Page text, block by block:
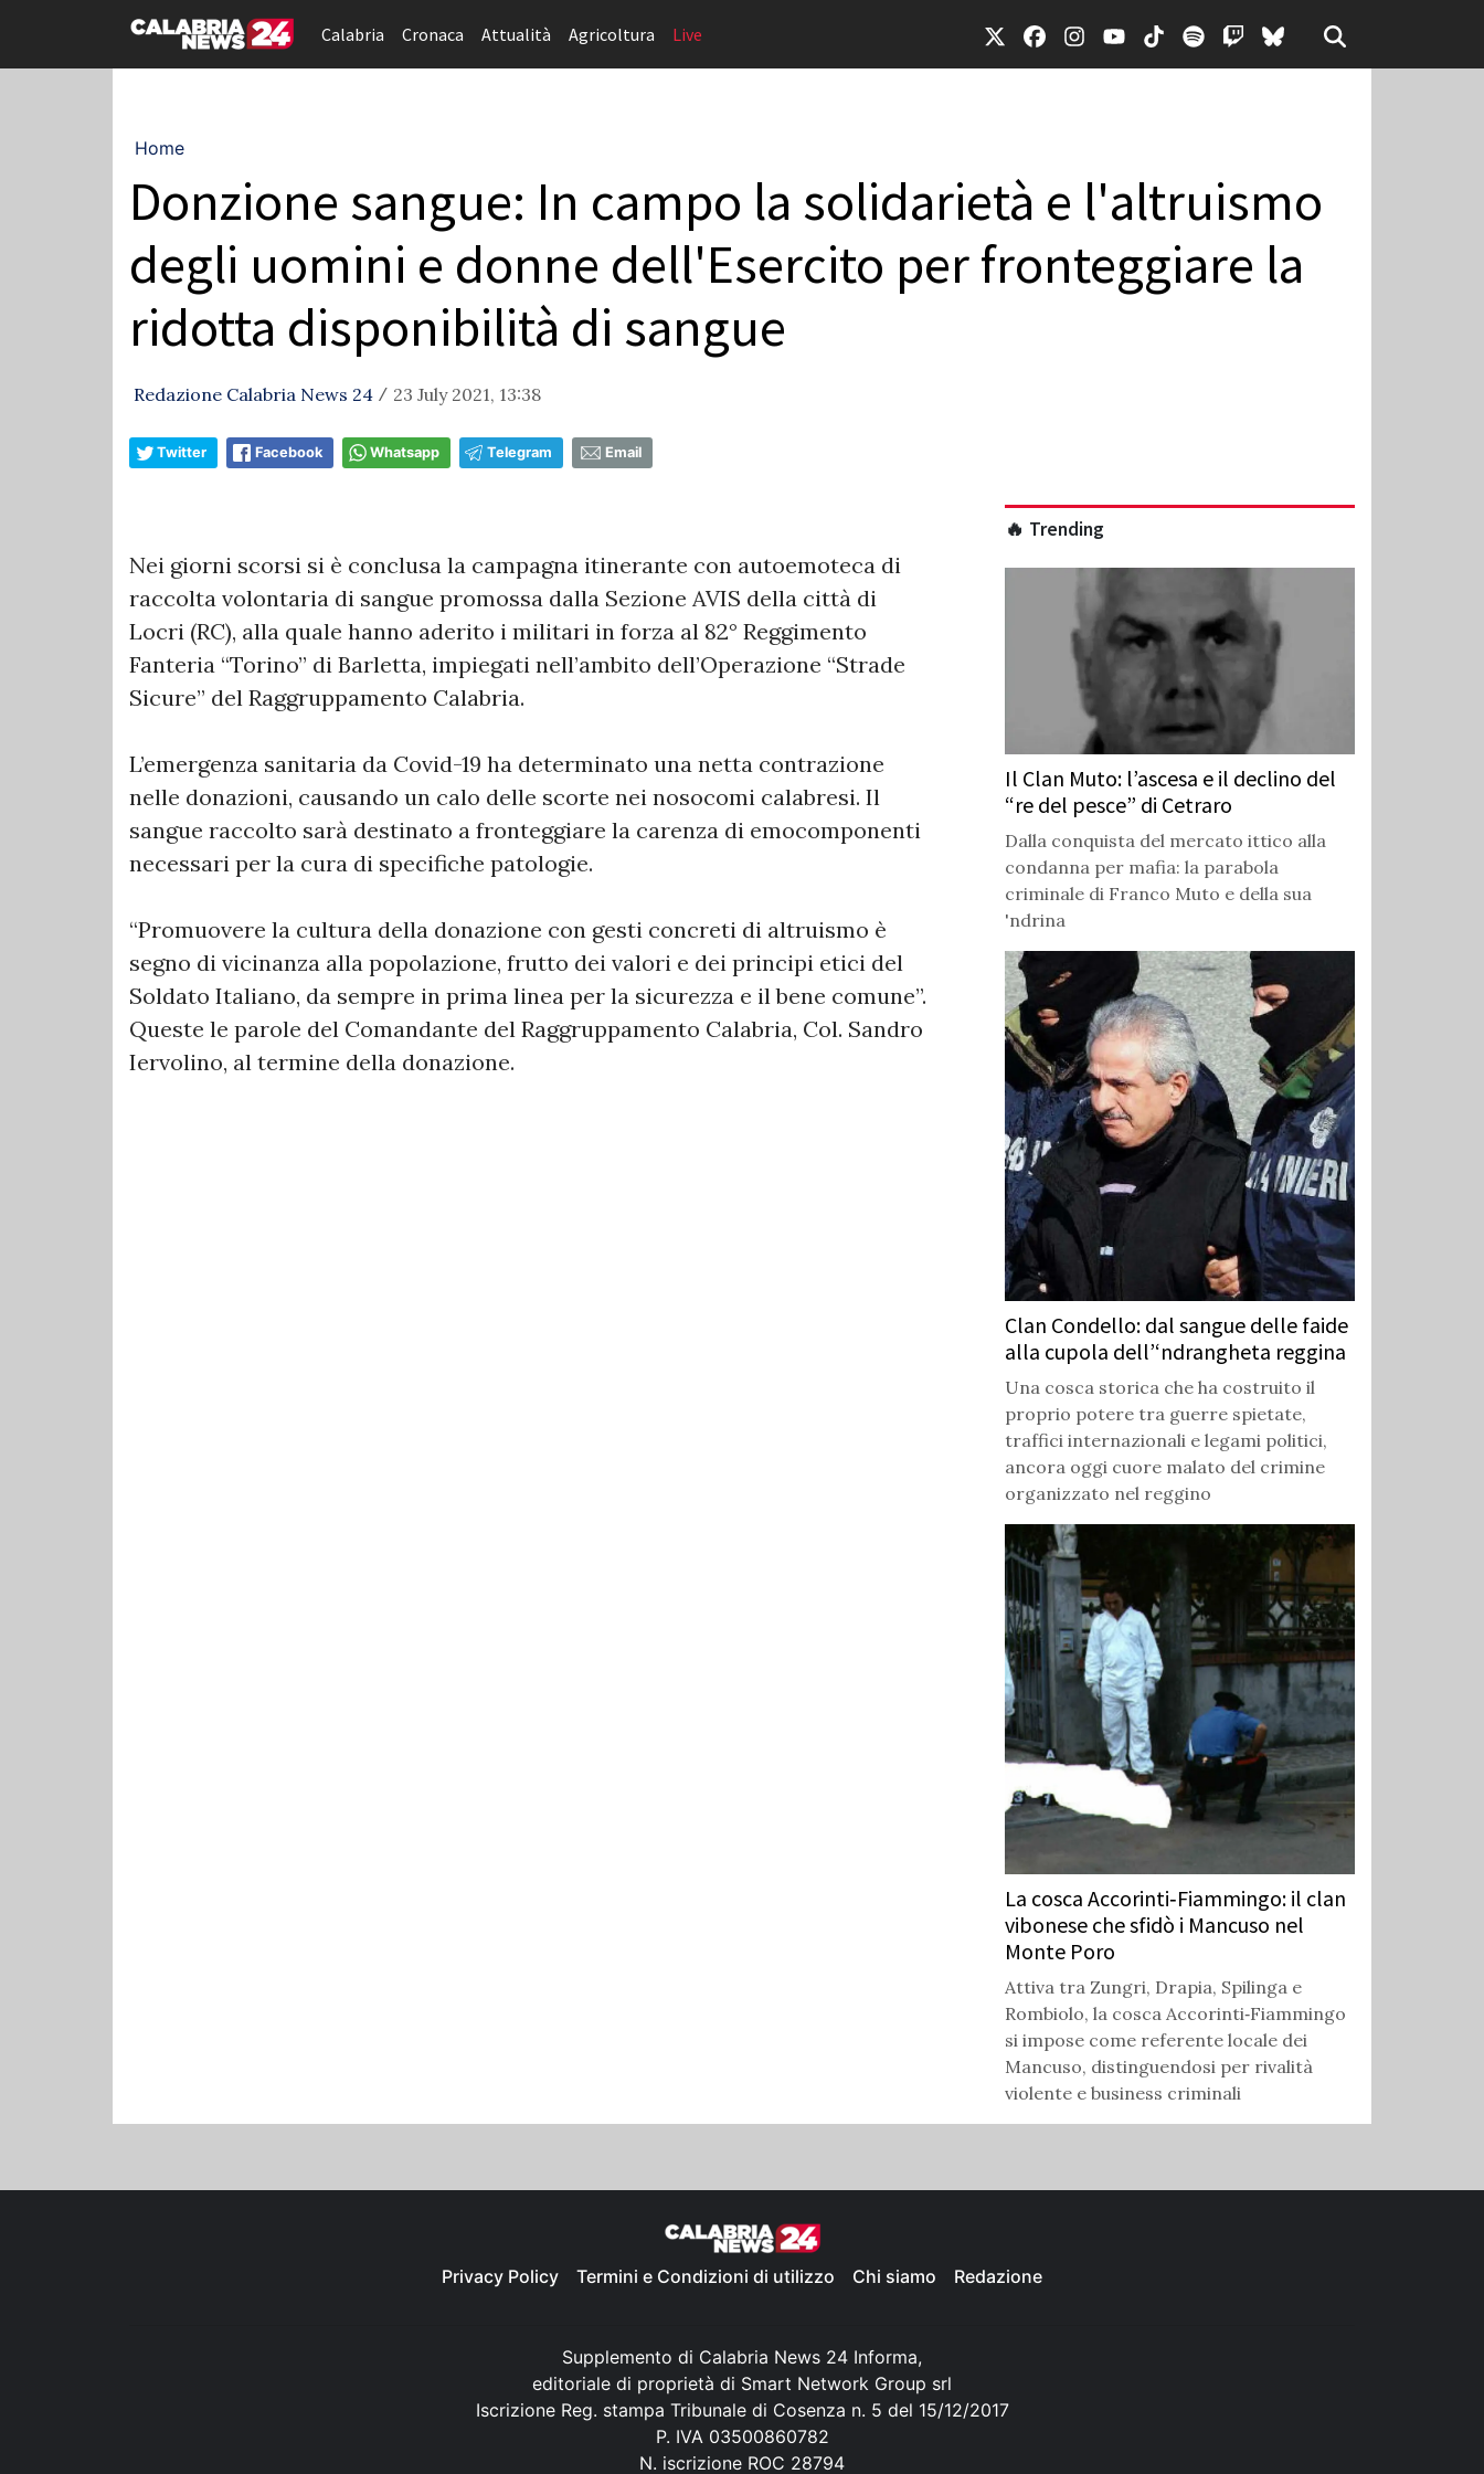
Calabria Cronaca Attualità Agricoltura Live
Home
Donzione sangue: In campo la solidarietà e l'altruismo
degli uomini e donne dell'Esercito per fronteggiare la
ridotta disponibilità di sangue
Redazione Calabria News 24 / 23 July 2021, 13:38
Twitter Facebook Whatsapp Telegram Email
Nei giorni scorsi si è conclusa la campagna itinerante con autoemoteca di
raccolta volontaria di sangue promossa dalla Sezione AVIS della città di
Locri (RC), alla quale hanno aderito i militari in forza al 82° Reggimento
Fanteria “Torino” di Barletta, impiegati nell’ambito dell’Operazione “Strade
Sicure” del Raggruppamento Calabria.
L’emergenza sanitaria da Covid-19 ha determinato una netta contrazione
nelle donazioni, causando un calo delle scorte nei nosocomi calabresi. Il
sangue raccolto sarà destinato a fronteggiare la carenza di emocomponenti
necessari per la cura di specifiche patologie.
“Promuovere la cultura della donazione con gesti concreti di altruismo è
segno di vicinanza alla popolazione, frutto dei valori e dei principi etici del
Soldato Italiano, da sempre in prima linea per la sicurezza e il bene comune”.
Queste le parole del Comandante del Raggruppamento Calabria, Col. Sandro
Iervolino, al termine della donazione.
🔥 Trending
Il Clan Muto: l’ascesa e il declino del
“re del pesce” di Cetraro
Dalla conquista del mercato ittico alla
condanna per mafia: la parabola
criminale di Franco Muto e della sua
'ndrina
Clan Condello: dal sangue delle faide
alla cupola dell’‘ndrangheta reggina
Una cosca storica che ha costruito il
proprio potere tra guerre spietate,
traffici internazionali e legami politici,
ancora oggi cuore malato del crimine
organizzato nel reggino
La cosca Accorinti‑Fiammingo: il clan
vibonese che sfidò i Mancuso nel
Monte Poro
Attiva tra Zungri, Drapia, Spilinga e
Rombiolo, la cosca Accorinti‑Fiammingo
si impose come referente locale dei
Mancuso, distinguendosi per rivalità
violente e business criminali
Privacy Policy Termini e Condizioni di utilizzo Chi siamo Redazione
Supplemento di Calabria News 24 Informa,
editoriale di proprietà di Smart Network Group srl
Iscrizione Reg. stampa Tribunale di Cosenza n. 5 del 15/12/2017
P. IVA 03500860782
N. iscrizione ROC 28794